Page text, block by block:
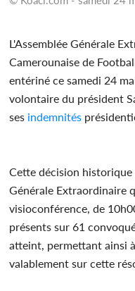
L'Assemblée Générale
Camerounaise de
entériné ce samedi 24
volontaire du président
ses indemnités
Cette décision historique
Générale Extraordinaire
visioconférence, de
présents sur 61
atteint, permettant ainsi
valablement sur cette